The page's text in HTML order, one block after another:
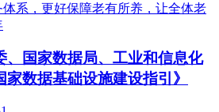
系，更好保障老有所养，让全体老
、国家数据局、工业和信息化
数据基础设施建设指引》